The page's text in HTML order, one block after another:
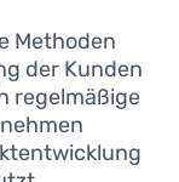
Methoden
der Kunden
regelmäßige